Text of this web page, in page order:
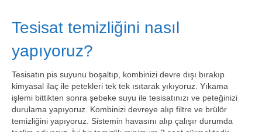
Tesisat temizliğini nasıl
yapıyoruz?
Tesisatın pis suyunu boşaltıp, kombinizi devre dışı bırakıp
kimyasal ilaç ile petekleri tek tek ısıtarak yıkıyoruz. Yıkama
işlemi bittikten sonra şebeke suyu ile tesisatınızı ve peteğinizi
durulama yapıyoruz. Kombinizi devreye alıp filtre ve brülör
temizliğini yapıyoruz. Sistemin havasını alıp çalışır durumda